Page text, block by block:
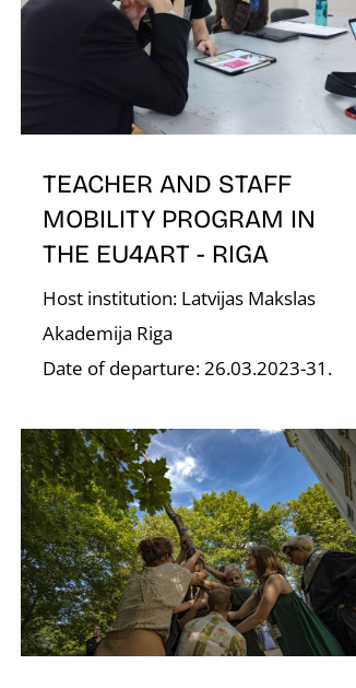
TEACHER AND STAFF
MOBILITY PROGRAM IN
THE EU4ART - RIGA
Host institution: Latvijas Makslas
Akademija Riga
Date of departure: 26.03.2023-31.